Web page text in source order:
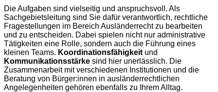
Die Aufgaben sind vielseitig und anspruchsvoll. Als
Sachgebietsleitung sind Sie dafür verantwortlich, rechtliche
Fragestellungen im Bereich Ausländerrecht zu bearbeiten
und zu entscheiden. Dabei spielen nicht nur administrative
Tätigkeiten eine Rolle, sondern auch die Führung eines
kleinen Teams. Koordinationsfähigkeit und
Kommunikationsstärke sind hier unerlässlich. Die
Zusammenarbeit mit verschiedenen Institutionen und die
Beratung von Bürger:innen in ausländerrechtlichen
Angelegenheiten gehören ebenfalls zu Ihrem Alltag.